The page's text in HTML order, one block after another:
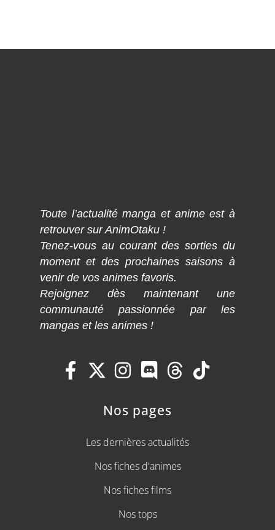
Toute l’actualité manga et anime est à
retrouver sur AnimOtaku !
Tenez-vous au courant des sorties du
moment et des prochaines saisons à
venir de vos animes favoris.
Rejoignez dès maintenant une
communauté passionnée par les
mangas et les animes !
Nos pages
Les dernières actualités
Nos fiches d'animes
Nos fiches films
Nos tops